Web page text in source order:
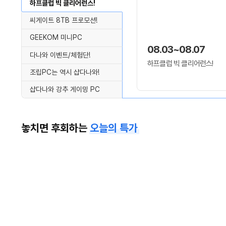
하프클럽 빅 클리어런스!
08.03~08.07
하프클럽 빅 클리어런스!
씨게이트 8TB 프로모션!
GEEKOM 미니PC
다나와 이벤트/체험단!
조립PC는 역시 샵다나와!
샵다나와 강추 게이밍 PC
놓치면 후회하는 오늘의 특가